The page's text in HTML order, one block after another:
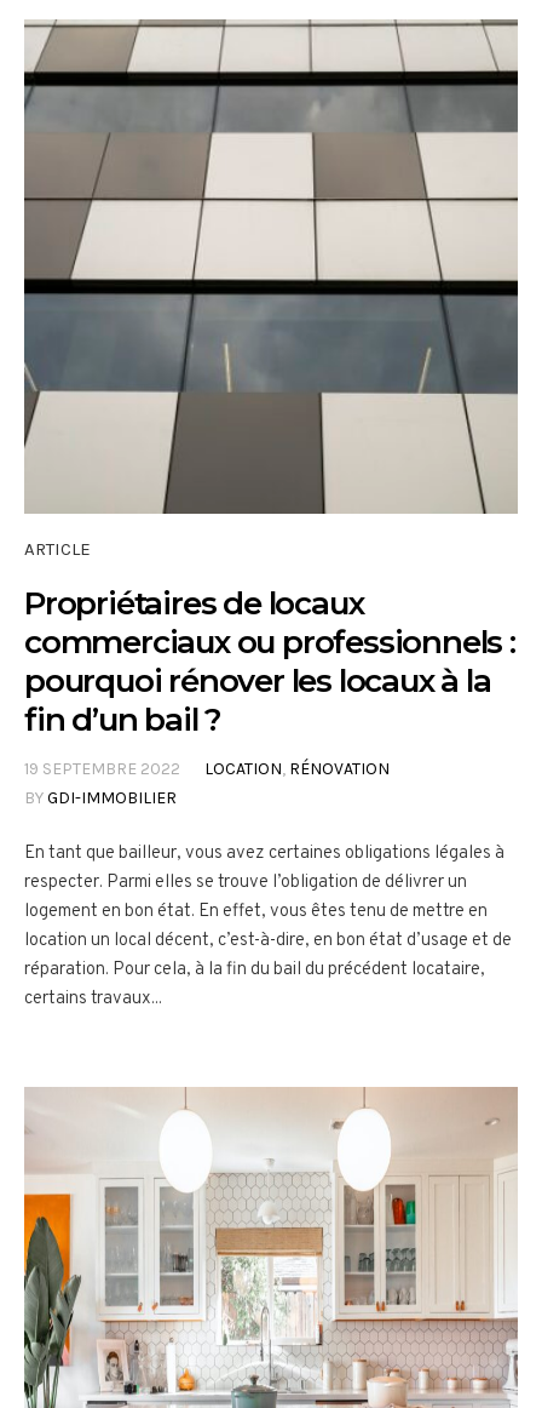
ARTICLE
Propriétaires de locaux
commerciaux ou professionnels :
pourquoi rénover les locaux à la
fin d’un bail ?
19 SEPTEMBRE 2022 LOCATION, RÉNOVATION
BYGDI-IMMOBILIER
En tant que bailleur, vous avez certaines obligations légales à
respecter. Parmi elles se trouve l’obligation de délivrer un
logement en bon état. En effet, vous êtes tenu de mettre en
location un local décent, c’est-à-dire, en bon état d’usage et de
réparation. Pour cela, à la fin du bail du précédent locataire,
certains travaux...